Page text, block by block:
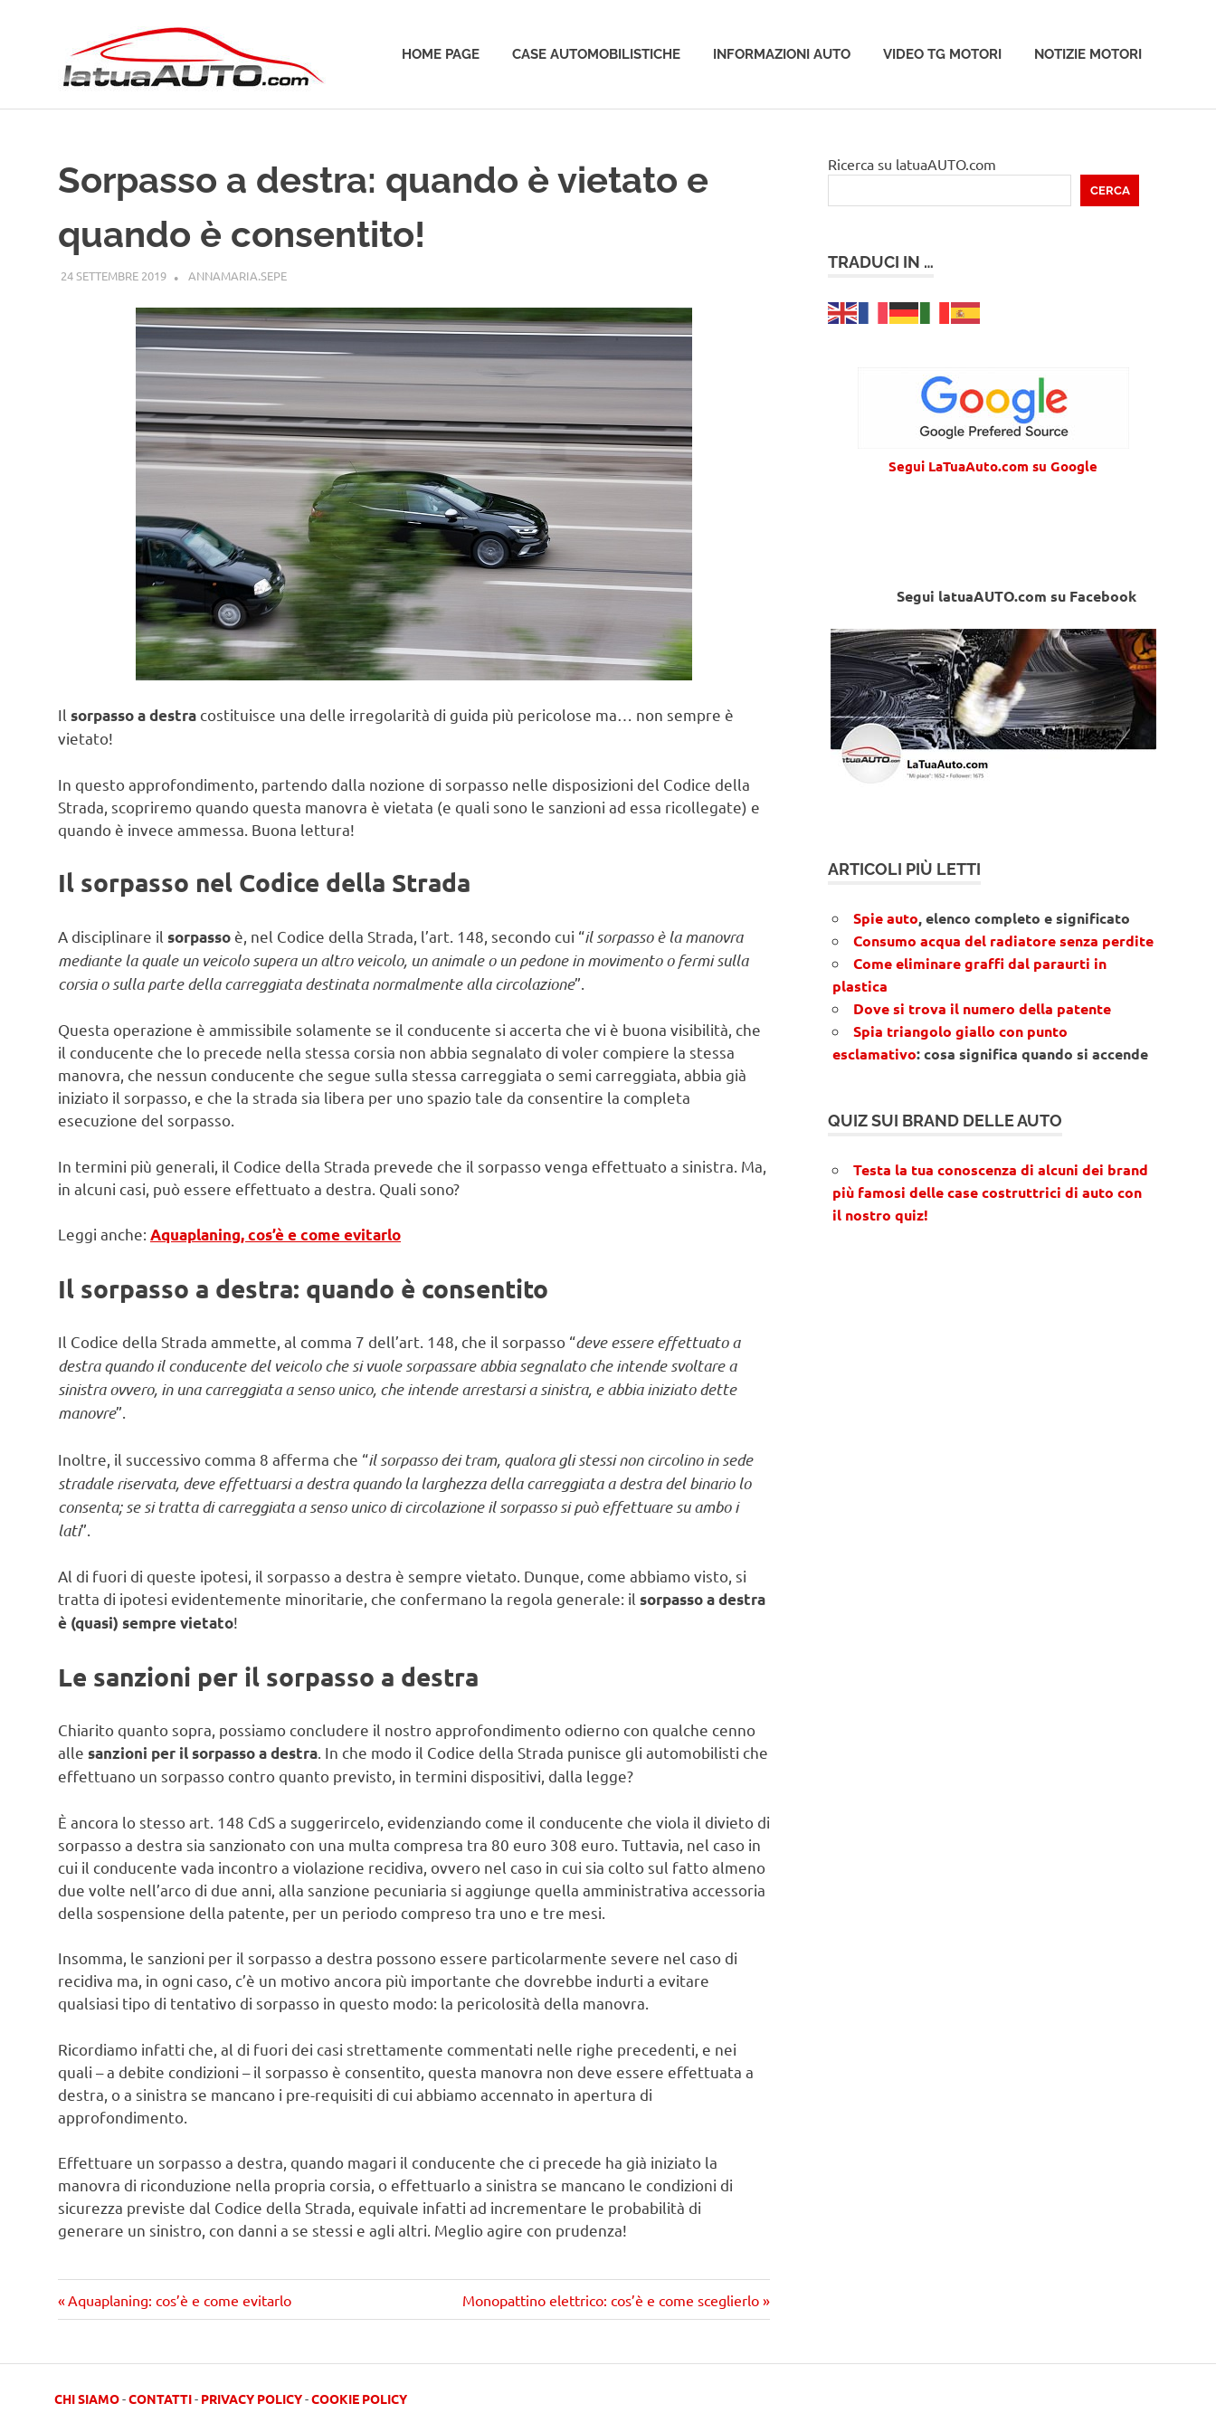
HOME PAGE CASE AUTOMOBILISTICHE INFORMAZIONI AUTO VIDEO TG MOTORI NOTIZIE MOTORI
Sorpasso a destra: quando è vietato e
quando è consentito!
24 SETTEMBRE 2019 ANNAMARIA.SEPEGUIDE
Il sorpasso a destra costituisce una delle irregolarità di guida più pericolose ma… non sempre è
vietato!
In questo approfondimento, partendo dalla nozione di sorpasso nelle disposizioni del Codice della
Strada, scopriremo quando questa manovra è vietata (e quali sono le sanzioni ad essa ricollegate) e
quando è invece ammessa. Buona lettura!
Il sorpasso nel Codice della Strada
A disciplinare il sorpasso è, nel Codice della Strada, l’art. 148, secondo cui “il sorpasso è la manovra
mediante la quale un veicolo supera un altro veicolo, un animale o un pedone in movimento o fermi sulla
corsia o sulla parte della carreggiata destinata normalmente alla circolazione”.
Questa operazione è ammissibile solamente se il conducente si accerta che vi è buona visibilità, che
il conducente che lo precede nella stessa corsia non abbia segnalato di voler compiere la stessa
manovra, che nessun conducente che segue sulla stessa carreggiata o semi carreggiata, abbia già
iniziato il sorpasso, e che la strada sia libera per uno spazio tale da consentire la completa
esecuzione del sorpasso.
In termini più generali, il Codice della Strada prevede che il sorpasso venga effettuato a sinistra. Ma,
in alcuni casi, può essere effettuato a destra. Quali sono?
Leggi anche: Aquaplaning, cos’è e come evitarlo
Il sorpasso a destra: quando è consentito
Il Codice della Strada ammette, al comma 7 dell’art. 148, che il sorpasso “deve essere effettuato a
destra quando il conducente del veicolo che si vuole sorpassare abbia segnalato che intende svoltare a
sinistra ovvero, in una carreggiata a senso unico, che intende arrestarsi a sinistra, e abbia iniziato dette
manovre”.
Inoltre, il successivo comma 8 afferma che “il sorpasso dei tram, qualora gli stessi non circolino in sede
stradale riservata, deve effettuarsi a destra quando la larghezza della carreggiata a destra del binario lo
consenta; se si tratta di carreggiata a senso unico di circolazione il sorpasso si può effettuare su ambo i
lati”.
Al di fuori di queste ipotesi, il sorpasso a destra è sempre vietato. Dunque, come abbiamo visto, si
tratta di ipotesi evidentemente minoritarie, che confermano la regola generale: il sorpasso a destra
è (quasi) sempre vietato!
Le sanzioni per il sorpasso a destra
Chiarito quanto sopra, possiamo concludere il nostro approfondimento odierno con qualche cenno
alle sanzioni per il sorpasso a destra. In che modo il Codice della Strada punisce gli automobilisti che
effettuano un sorpasso contro quanto previsto, in termini dispositivi, dalla legge?
È ancora lo stesso art. 148 CdS a suggerircelo, evidenziando come il conducente che viola il divieto di
sorpasso a destra sia sanzionato con una multa compresa tra 80 euro 308 euro. Tuttavia, nel caso in
cui il conducente vada incontro a violazione recidiva, ovvero nel caso in cui sia colto sul fatto almeno
due volte nell’arco di due anni, alla sanzione pecuniaria si aggiunge quella amministrativa accessoria
della sospensione della patente, per un periodo compreso tra uno e tre mesi.
Insomma, le sanzioni per il sorpasso a destra possono essere particolarmente severe nel caso di
recidiva ma, in ogni caso, c’è un motivo ancora più importante che dovrebbe indurti a evitare
qualsiasi tipo di tentativo di sorpasso in questo modo: la pericolosità della manovra.
Ricordiamo infatti che, al di fuori dei casi strettamente commentati nelle righe precedenti, e nei
quali – a debite condizioni – il sorpasso è consentito, questa manovra non deve essere effettuata a
destra, o a sinistra se mancano i pre-requisiti di cui abbiamo accennato in apertura di
approfondimento.
Effettuare un sorpasso a destra, quando magari il conducente che ci precede ha già iniziato la
manovra di riconduzione nella propria corsia, o effettuarlo a sinistra se mancano le condizioni di
sicurezza previste dal Codice della Strada, equivale infatti ad incrementare le probabilità di
generare un sinistro, con danni a se stessi e agli altri. Meglio agire con prudenza!
Navigazione
Precedente
articolo:
Aquaplaning: cos’è e come evitarlo
Prossimo
articolo
Monopattino elettrico: cos’è e come sceglierlo
Ricerca su latuaAUTO.com
CERCA
TRADUCI IN …
Segui LaTuaAuto.com su Google
Segui latuaAUTO.com su Facebook
ARTICOLI PIÙ LETTI
Spie auto, elenco completo e significato
Consumo acqua del radiatore senza perdite
Come eliminare graffi dal paraurti in
plastica
Dove si trova il numero della patente
Spia triangolo giallo con punto
esclamativo: cosa significa quando si accende
QUIZ SUI BRAND DELLE AUTO
Testa la tua conoscenza di alcuni dei brand
più famosi delle case costruttrici di auto con
il nostro quiz!
CHI SIAMO-CONTATTI- PRIVACY POLICY-COOKIE POLICY